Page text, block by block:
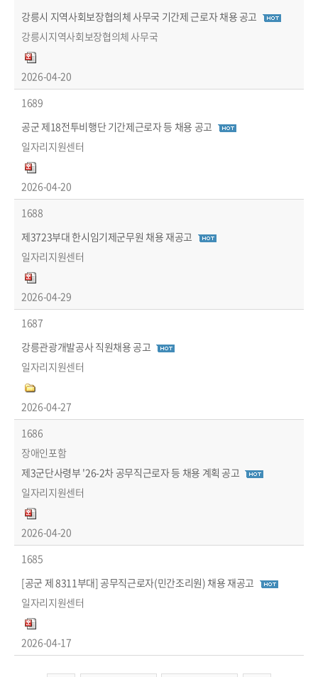
강릉시 지역사회보장협의체 사무국 기간제 근로자 채용 공고
강릉시지역사회보장협의체 사무국
2026-04-20
1689
공군 제18전투비행단 기간제근로자 등 채용 공고
일자리지원센터
2026-04-20
1688
제3723부대 한시임기제군무원 채용 재공고
일자리지원센터
2026-04-29
1687
강릉관광개발공사 직원채용 공고
일자리지원센터
2026-04-27
1686
장애인포함
제3군단사령부 '26-2차 공무직근로자 등 채용 계획 공고
일자리지원센터
2026-04-20
1685
[공군 제 8311부대] 공무직근로자(민간조리원) 채용 재공고
일자리지원센터
2026-04-17